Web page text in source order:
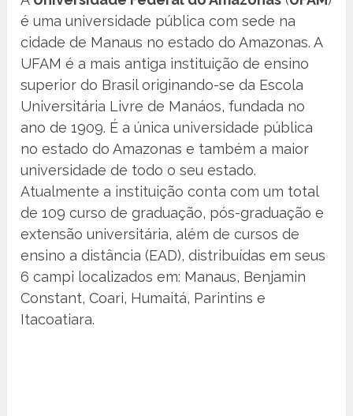
é uma universidade pública com sede na
cidade de Manaus no estado do Amazonas. A
UFAM é a mais antiga instituição de ensino
superior do Brasil originando-se da Escola
Universitária Livre de Manáos, fundada no
ano de 1909. É a única universidade pública
no estado do Amazonas e também a maior
universidade de todo o seu estado.
Atualmente a instituição conta com um total
de 109 curso de graduação, pós-graduação e
extensão universitária, além de cursos de
ensino a distância (EAD), distribuídas em seus
6 campi localizados em: Manaus, Benjamin
Constant, Coari, Humaitá, Parintins e
Itacoatiara.